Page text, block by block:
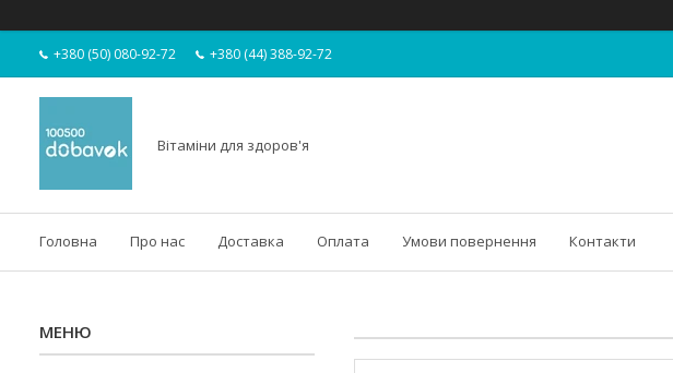
+380 (50) 080-92-72 +380 (44) 388-92-72
Вітаміни для здоров'я
Головна Про нас Доставка Оплата Умови повернення Контакти